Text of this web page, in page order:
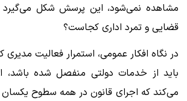
مشاهده نمی‌شود، این پرسش شکل
قضایی و تمرد اداری کجاست؟
در نگاه افکار عمومی، استمرار فعالیت
باید از خدمات دولتی منفصل شده باشد،
می‌کند که اجرای قانون در همه سطوح